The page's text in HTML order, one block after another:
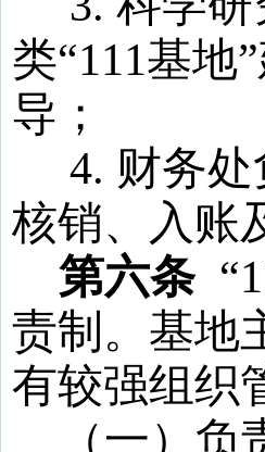
类“111基地
导；
4. 财务处
核销、入账
第六条 “
责制。基地
有较强组织
（一） 负